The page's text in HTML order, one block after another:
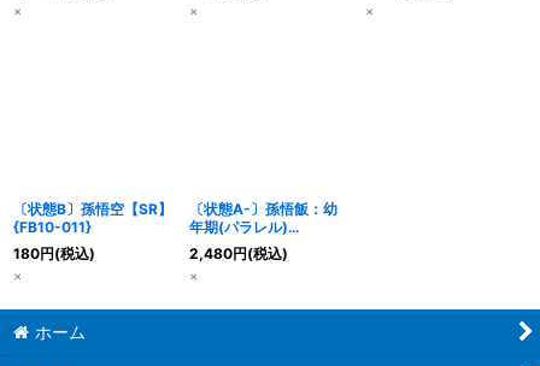
× × ×
〔状態B〕孫悟空【SR】
{FB10-011}
180円(税込)
×
〔状態A-〕孫悟飯：幼
年期(パラレル)
【UC☆】{FB10-013}
2,480円(税込)
×
ホーム